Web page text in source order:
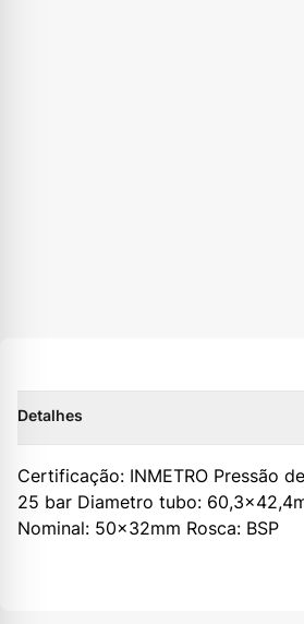
Detalhes
Certificação: INMETRO Pressão
25 bar Diametro tubo:
Nominal: 50x32mm Rosca: BSP